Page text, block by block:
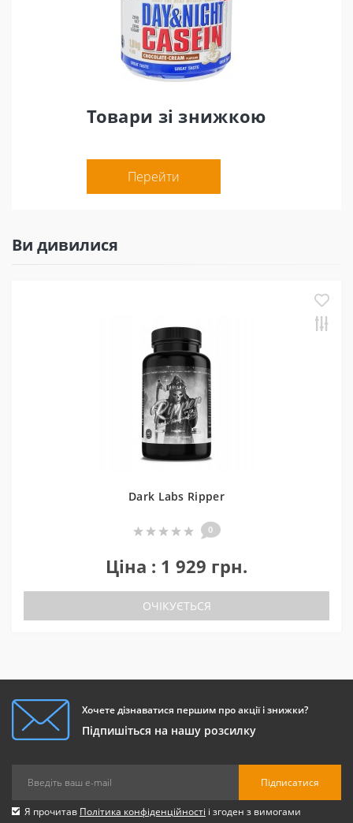
Товари зі знижкою
Перейти
Ви дивилися
Dark Labs Ripper
0
Ціна : 1 929 грн.
ОЧІКУЄТЬСЯ
Хочете дізнаватися першим про акції і знижки?
Підпишіться на нашу розсилку
Підписатися
Я прочитав Політика конфіденційності і згоден з вимогами